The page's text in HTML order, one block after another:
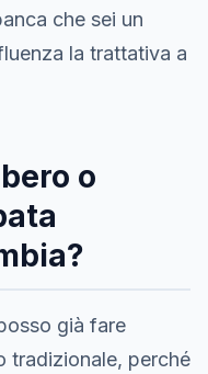
che sei un
la trattativa a
o
già fare
tradizionale, perché